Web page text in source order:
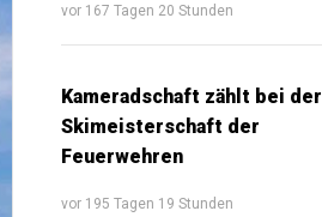
vor 167 Tagen 20 Stunden
Kameradschaft zählt bei der
Skimeisterschaft der
Feuerwehren
vor 195 Tagen 19 Stunden